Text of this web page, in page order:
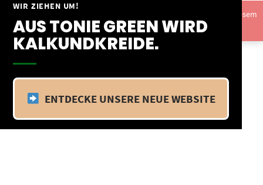
WIR ZIEHEN UM!
AUS TONIE GREEN WIRD
KALKUNDKREIDE.
ENTDECKE UNSERE NEUE WEBSITE
Springe
Inhalt
Vom 09.04.25 - 20.04.25 befinden wir uns im Betriebsurlaub. In diesem
Zeitraum findet kein Versand statt.Ausblenden